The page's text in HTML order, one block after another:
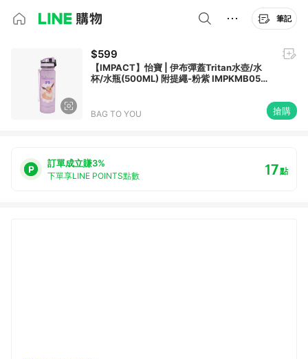
筆記
$599
【IMPACT】怡寶 | 伊布彈蓋Tritan水壺/水
杯/水瓶(500ML) 附提繩-粉紫 IMPKMB05PL
BAG TO YOU 搶購
訂單成立賺3%
下單享LINE POINTS點數 17點